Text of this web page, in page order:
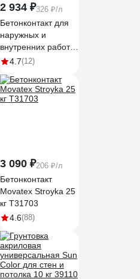
2 934 ₽326 ₽/л
Бетонконтакт для
наружных и
внутренних работ
Movatex PROFI 15
4.7(12)
3 090 ₽206 ₽/л
Бетонконтакт
Movatex Stroyka 25
кг Т31703
4.6(88)